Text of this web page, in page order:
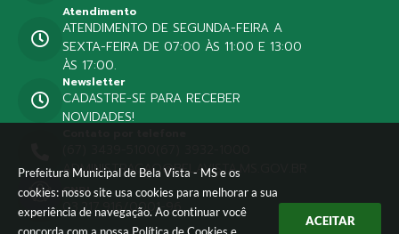
Prefeitura Municipal de Bela Vista - MS e os
cookies: nosso site usa cookies para melhorar a sua
experiência de navegação. Ao continuar você
ACEITAR
ADMINISTRACAO@BELAVISTA.MS.GOV.BR
Atendimento
ATENDIMENTO DE SEGUNDA-FEIRA A
SEXTA-FEIRA DE 07:00 ÀS 11:00 E 13:00
ÀS 17:00.
CNPJ
03.217.916/0001-96
Newsletter
CADASTRE-SE PARA RECEBER
NOVIDADES!